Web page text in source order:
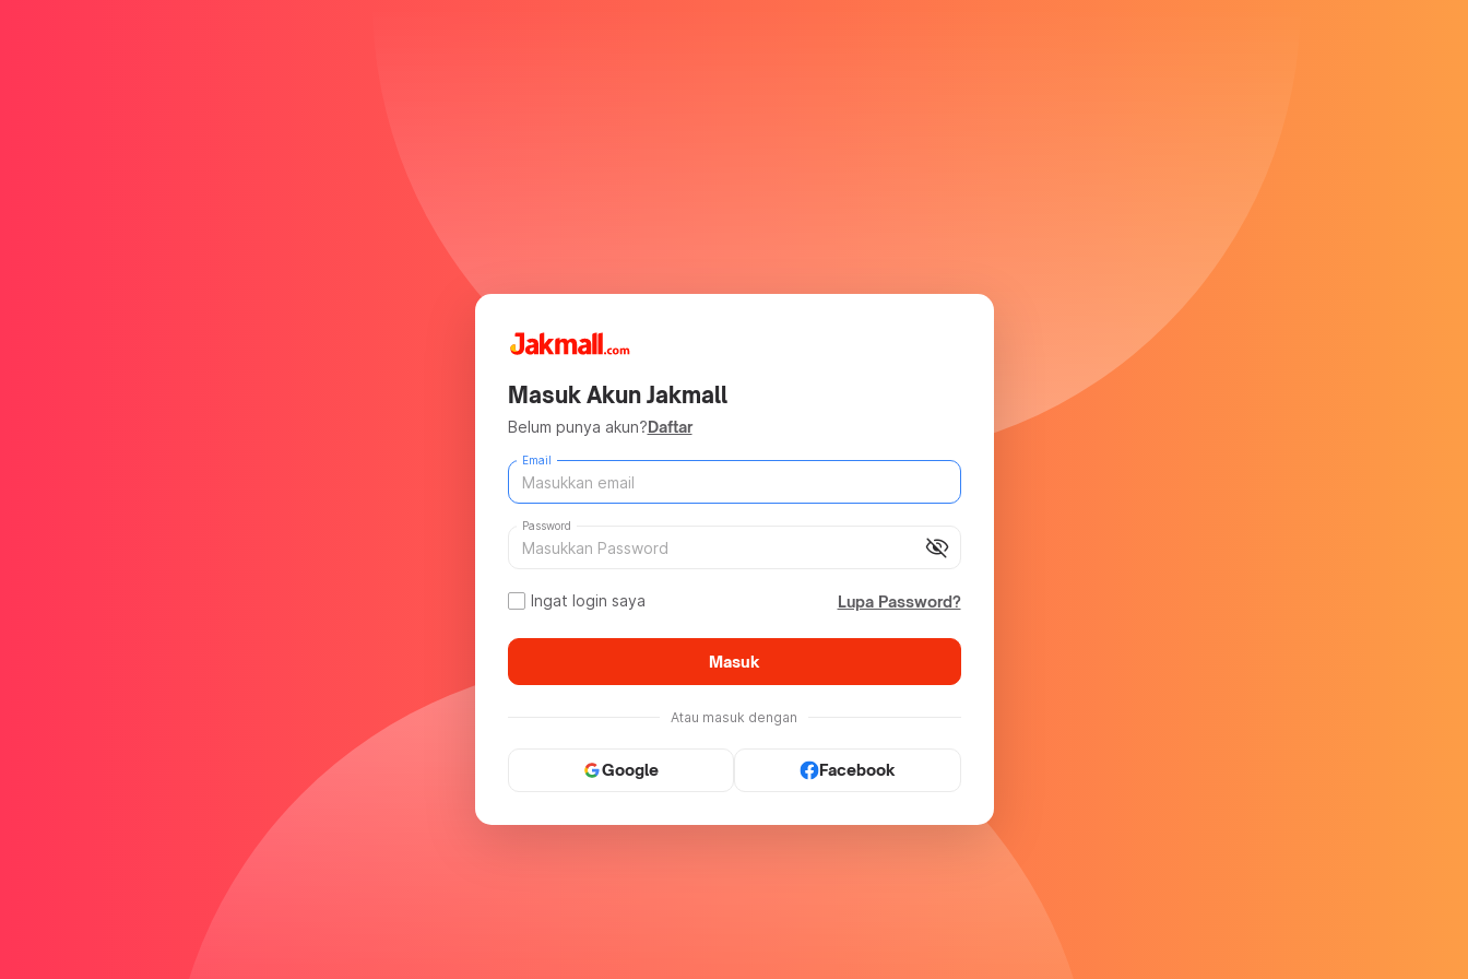
Masuk Akun Jakmall
Belum punya akun?Daftar
Email
visibility_off
Password
Ingat login saya Lupa Password?
Masuk
Atau masuk dengan
Google Facebook